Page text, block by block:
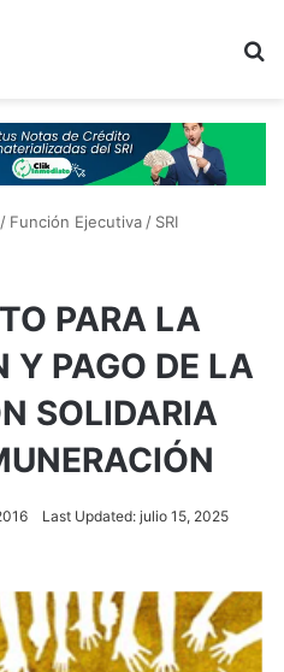
/ Función Ejecutiva / SRI
PARA LA
Y PAGO DE LA
SOLIDARIA
Last Updated: julio 15, 2025